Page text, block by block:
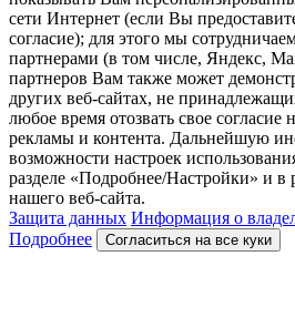
сети Интернет (если Вы
согласие); для этого мы
партнерами (в том числе, Яндекс,
партнеров Вам также может
других веб-сайтах, не
любое время отозвать свое согласие
рекламы и контента. Дальнейшую
возможности настроек
разделе «Подробнее/Настройки» и в
нашего веб-сайта.
Защита данных Информация о
Подробнее
Согласиться на все куки